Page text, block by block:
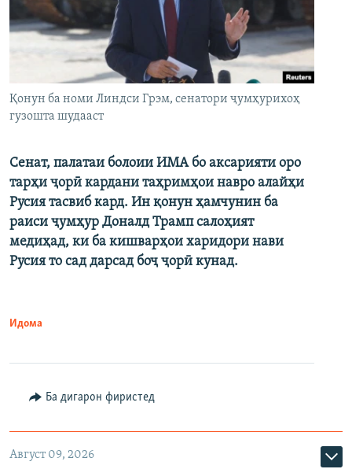
Қонун ба номи Линдси Грэм, сенатори ҷумҳурихоҳ
гузошта шудааст
Сенат, палатаи болоии ИМА бо аксарияти оро
тарҳи ҷорӣ кардани таҳримҳои навро алайҳи
Русия тасвиб кард. Ин қонун ҳамчунин ба
раиси ҷумҳур Доналд Трамп салоҳият
медиҳад, ки ба кишварҳои харидори нави
Русия то сад дарсад боҷ ҷорӣ кунад.
Идома
Ба дигарон фиристед
Август 09, 2026